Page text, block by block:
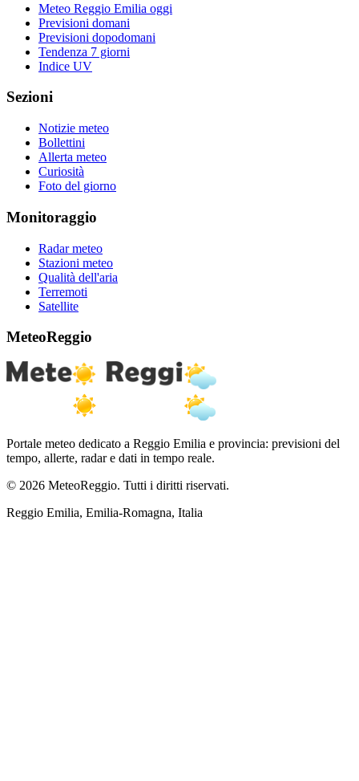
Meteo Reggio Emilia oggi
Previsioni domani
Previsioni dopodomani
Tendenza 7 giorni
Indice UV
Sezioni
Notizie meteo
Bollettini
Allerta meteo
Curiosità
Foto del giorno
Monitoraggio
Radar meteo
Stazioni meteo
Qualità dell'aria
Terremoti
Satellite
MeteoReggio
Portale meteo dedicato a Reggio Emilia e provincia: previsioni del
tempo, allerte, radar e dati in tempo reale.
© 2026 MeteoReggio. Tutti i diritti riservati.
Reggio Emilia, Emilia-Romagna, Italia